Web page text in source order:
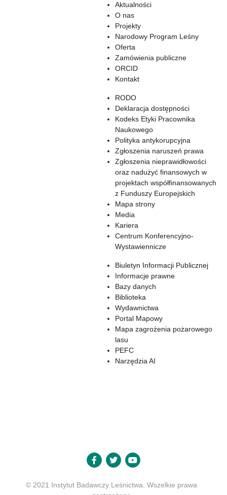
Aktualności
O nas
Projekty
Narodowy Program Leśny
Oferta
Zamówienia publiczne
ORCID
Kontakt
RODO
Deklaracja dostępności
Kodeks Etyki Pracownika
Naukowego
Polityka antykorupcyjna
Zgłoszenia naruszeń prawa
Zgłoszenia nieprawidłowości
oraz nadużyć finansowych w
projektach współfinansowanych
z Funduszy Europejskich
Mapa strony
Media
Kariera
Centrum Konferencyjno-
Wystawiennicze
Biuletyn Informacji Publicznej
Informacje prawne
Bazy danych
Biblioteka
Wydawnictwa
Portal Mapowy
Mapa zagrożenia pożarowego
lasu
PEFC
Narzędzia AI
© 2021 Instytut Badawczy Leśnictwa. Wszelkie prawa